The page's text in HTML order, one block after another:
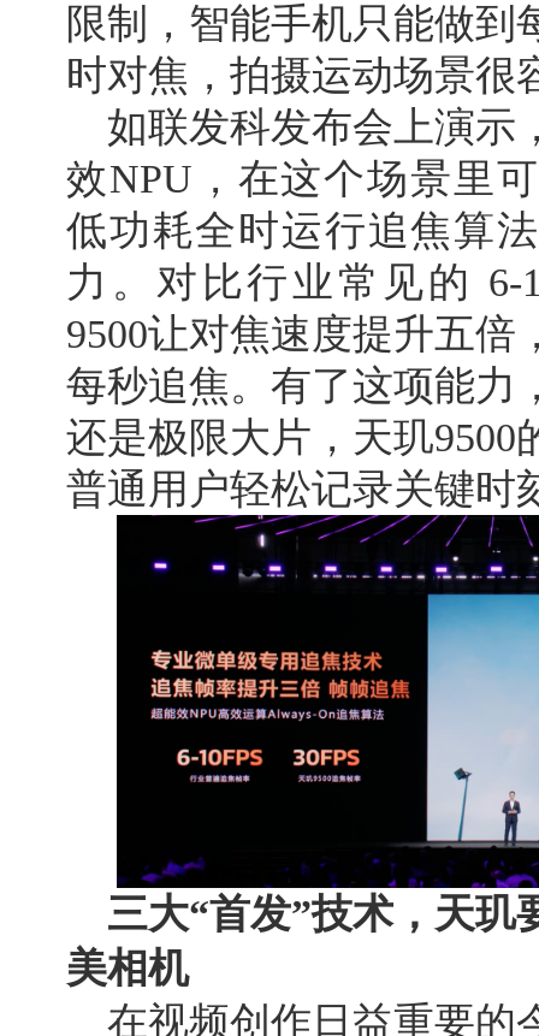
限制，智能手机只能做到
时对焦，拍摄运动场景很
如联发科发布会上演示
效NPU，在这个场景里
低功耗全时运行追焦算
力。对比行业常见的 6-
9500让对焦速度提升五倍
每秒追焦。有了这项能力
还是极限大片，天玑9500
普通用户轻松记录关键时
三大“首发”技术， 天玑
美相机
在视频创作日益重要的